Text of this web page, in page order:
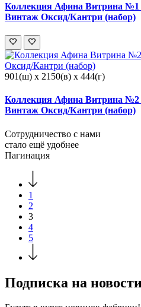
Коллекция Афина Витрина
Винтаж Оксид/Кантри (набор)
901(ш) x 2150(в) x 444(г)
Коллекция Афина Витрина
Винтаж Оксид/Кантри (набор)
Сотрудничество с нами
стало ещё удобнее
Пагинация
1
2
3
4
5
Подписка на